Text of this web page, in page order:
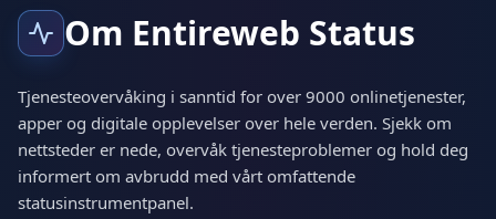
Om Entireweb Status
Tjenesteovervåking i sanntid for over 9000 onlinetjenester,
apper og digitale opplevelser over hele verden. Sjekk om
nettsteder er nede, overvåk tjenesteproblemer og hold deg
informert om avbrudd med vårt omfattende
statusinstrumentpanel.